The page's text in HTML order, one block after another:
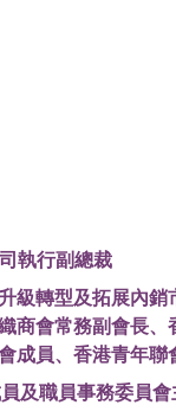
執行副總裁
級轉型及拓展內
商會常務副會長
成員、香港青年聯
及職員事務委員